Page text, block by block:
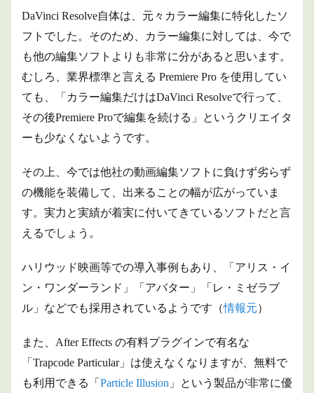
形態
は？
2.3.1
有料版
2.3.2
無料版
版の差
異
学習
のし
やす
は？
2.5
周辺
機
関連
テン
ツの
DaVinci Resolve自体は、元々カラー編集に特化したソ
フトでした。そのため、カラー編集に対しては、今で
も他の編集ソフトよりも非常に分があると思います。
むしろ、業界標準と言える Premiere Pro を使用してい
ても、「カラー編集だけはDaVinci Resolveで行って、
その後Premiere Proで編集を続ける」というクリエイタ
ーも少なくないようです。
その上、今では他社の動画編集ソフトに負けず劣らず
の機能を装備して、出来ることの幅が広がっていま
す。実力と実績が着実に付いてきているソフトだと言
えるでしょう。
ハリウッド映画等での導入事例もあり、「アリス・イ
ン・ワンダーランド」「アバター」「レ・ミゼラブ
ル」などでも採用されているようです（情報元）
また、After Effects の有料プラグインで有名な
「Trapcode Particular」は使えなくなりますが、無料で
も利用できる「 Particle Illusion 」という製品が非常に優